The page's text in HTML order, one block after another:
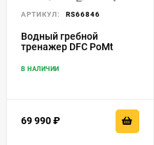
АРТИКУЛ: RS66846
Водный гребной
тренажер DFC PoMt
В НАЛИЧИИ
69 990